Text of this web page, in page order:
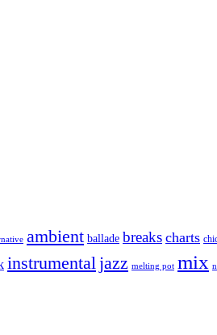
ambient ballade breaks charts
instrumentaljazz melting pot mix